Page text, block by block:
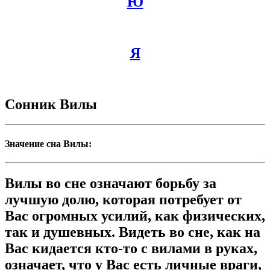
Я
Сонник Вилы
Значение сна Вилы:
Вилы во сне означают борьбу за
лучшую долю, которая потребует от
Вас огромных усилий, как физических,
так и душевных. Видеть во сне, как на
Вас кидается кто-то с вилами в руках,
означает, что у Вас есть личные враги,